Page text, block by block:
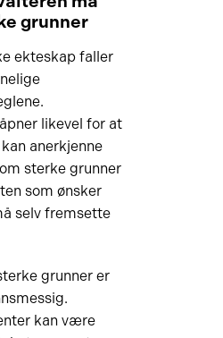
grunner
ekteskap faller
likevel for at
anerkjenne
sterke grunner
som ønsker
selv fremsette
grunner er
kan være